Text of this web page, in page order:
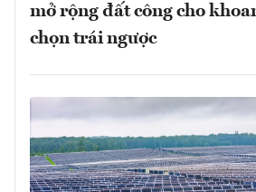
mở rộng đất công cho
chọn trái ngược